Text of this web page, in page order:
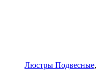
Люстры Подвесные,